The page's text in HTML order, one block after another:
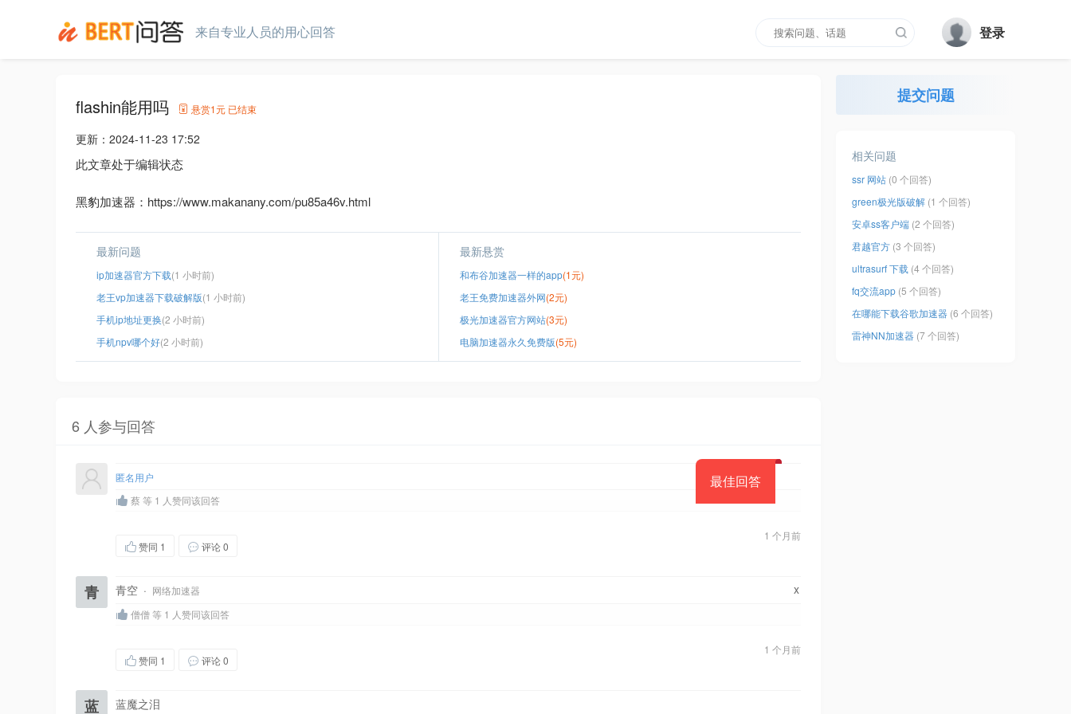
来自专业人员的用心回答 登录
flashin能用吗 悬赏1元 已结束
更新： 2024-11-23 17:52
此文章处于编辑状态
黑豹加速器：https://www.makanany.com/pu85a46v.html
最新问题
ip加速器官方下载(1 小时前)
老王vp加速器下载破解版(1 小时前)
手机ip地址更换(2 小时前)
手机npv哪个好(2 小时前)
最新悬赏
和布谷加速器一样的app(1元)
老王免费加速器外网(2元)
极光加速器官方网站(3元)
电脑加速器永久免费版(5元)
6 人参与回答
最佳回答
匿名用户
蔡 等 1 人赞同该回答
1 个月前
赞同 1 评论 0
青 青空 · 网络加速器 x
僧僧 等 1 人赞同该回答
1 个月前
赞同 1 评论 0
蓝 蓝魔之泪
提交问题
相关问题
ssr 网站 (0 个回答)
green极光版破解 (1 个回答)
安卓ss客户端 (2 个回答)
君越官方 (3 个回答)
ultrasurf 下载 (4 个回答)
fq交流app (5 个回答)
在哪能下载谷歌加速器 (6 个回答)
雷神NN加速器 (7 个回答)